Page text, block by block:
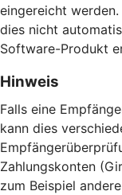
eingereicht
dies nicht
Software-Produkt
Hinweis
Falls eine
kann dies
Zahlungskonten
zum Beispiel